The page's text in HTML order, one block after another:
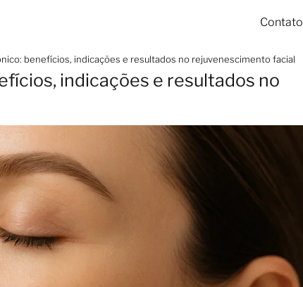
Contato
benefícios, indicações e resultados no rejuvenescimento facial
indicações e resultados no